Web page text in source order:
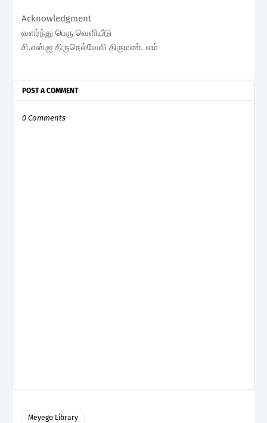
Acknowledgment
வளர்ந்து பெரு வெளியீடு
சி.எஸ்.ஐ திருநெல்வேலி திருமண்டலம்
POST A COMMENT
0 Comments
Meyego Library